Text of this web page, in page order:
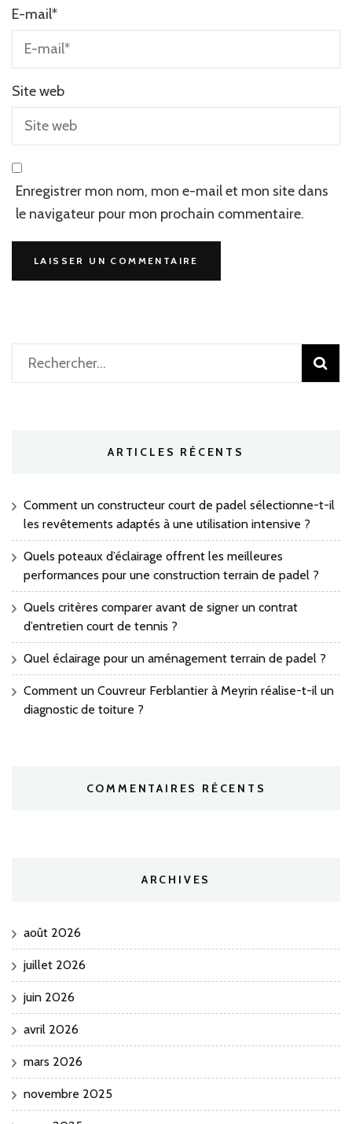
E-mail*
Site web
Enregistrer mon nom, mon e-mail et mon site dans
le navigateur pour mon prochain commentaire.
Rechercher :
ARTICLES RÉCENTS
Comment un constructeur court de padel sélectionne-t-il
les revêtements adaptés à une utilisation intensive ?
Quels poteaux d’éclairage offrent les meilleures
performances pour une construction terrain de padel ?
Quels critères comparer avant de signer un contrat
d’entretien court de tennis ?
Quel éclairage pour un aménagement terrain de padel ?
Comment un Couvreur Ferblantier à Meyrin réalise-t-il un
diagnostic de toiture ?
COMMENTAIRES RÉCENTS
ARCHIVES
août 2026
juillet 2026
juin 2026
avril 2026
mars 2026
novembre 2025